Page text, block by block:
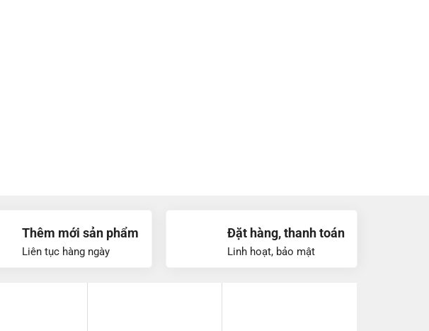
Thêm mới sản phẩm
Liên tục hàng ngày
Đặt hàng, thanh toán
Linh hoạt, bảo mật